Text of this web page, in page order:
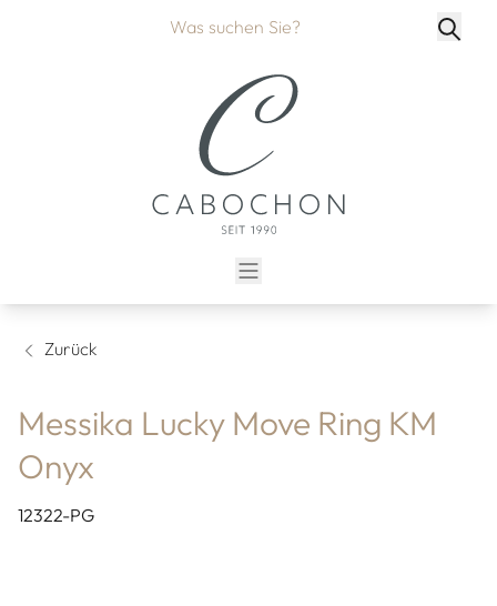
Zurück
Messika Lucky Move Ring KM
Onyx
12322-PG